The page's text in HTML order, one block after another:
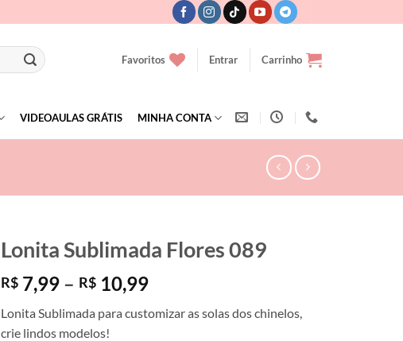
Favoritos Entrar Carrinho
VIDEOAULAS GRÁTIS MINHA CONTA
Lonita Sublimada Flores 089
R$7,99 – R$10,99Faixa
preço:
Lonita Sublimada para customizar as solas dos chinelos,
crie lindos modelos!